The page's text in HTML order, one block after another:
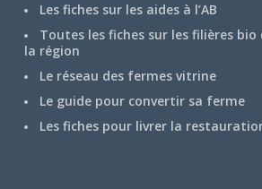
Les fiches sur les aides à l’AB
Toutes les fiches sur les filières
la région
Le réseau des fermes vitrine
Le guide pour convertir sa ferme
Les fiches pour livrer la